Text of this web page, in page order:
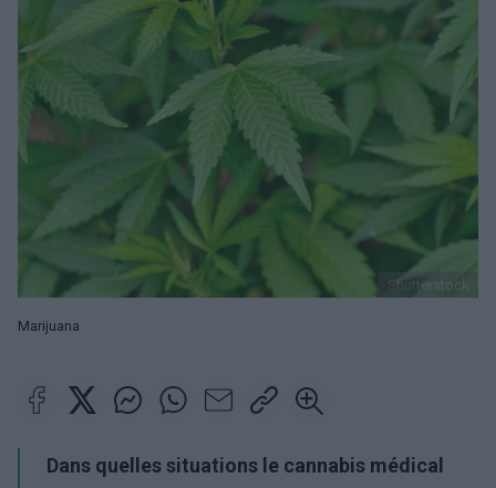
Shutterstock
Marijuana
Dans quelles situations le cannabis médical